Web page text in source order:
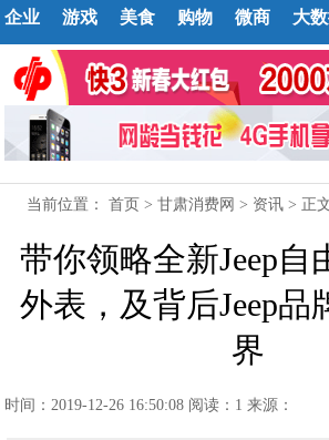
企业 游戏 美食 购物 微商 大
当前位置：首页 >甘肃消费网 > 资讯 > 正
带你领略全新Jeep自
外表，及背后Jeep品
界
时间：2019-12-26 16:50:08 阅读：1 来源：